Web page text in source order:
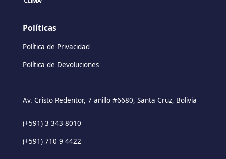
Políticas
Política de Privacidad
Política de Devoluciones
Av. Cristo Redentor, 7 anillo #6680, Santa Cruz, Bolivia
(+591) 3 343 8010
(+591) 710 9 4422